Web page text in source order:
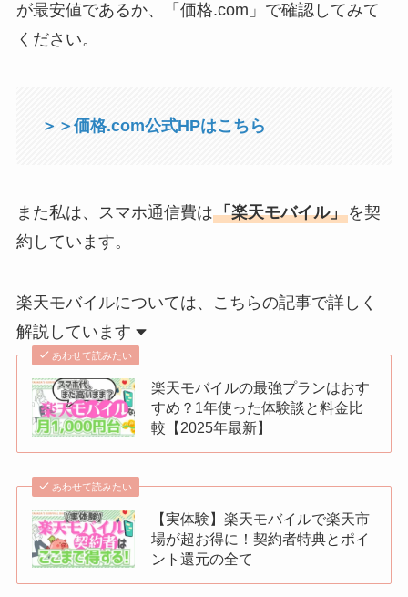
が最安値であるか、「価格.com」で確認してみて
ください。
＞＞価格.com公式HPはこちら
また私は、スマホ通信費は「楽天モバイル」を契
約しています。
楽天モバイルについては、こちらの記事で詳しく
解説しています
あわせて読みたい
楽天モバイルの最強プランはおす
すめ？1年使った体験談と料金比
較【2025年最新】
あわせて読みたい
【実体験】楽天モバイルで楽天市
場が超お得に！契約者特典とポイ
ント還元の全て